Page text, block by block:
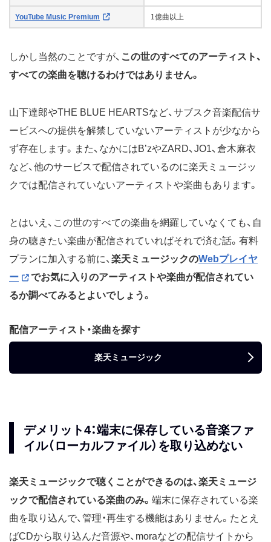
YouTube Music Premium 1億曲以上
しかし当然のことですが、 この世のすべてのアーティスト、
すべての楽曲を聴けるわけではありません。
山下達郎やTHE BLUE HEARTSなど、サブスク音楽配信サ
ービスへの提供を解禁していないアーティストが少なから
ず存在します。また、なかにはB’zやZARD、JO1、倉木麻衣
など、他のサービスで配信されているのに楽天ミュージッ
クでは配信されていないアーティストや楽曲もあります。
とはいえ、この世のすべての楽曲を網羅していなくても、自
身の聴きたい楽曲が配信されていればそれで済む話。有料
プランに加入する前に、 楽天ミュージックのWebプレイヤ
ー
でお気に入りのアーティストや楽曲が配信されてい
るか調べてみるとよいでしょう。
配信アーティスト・楽曲を探す
楽天ミュージック
デメリット4：端末に保存している音楽ファ
イル（ローカルファイル）を取り込めない
楽天ミュージックで聴くことができるのは、楽天ミュージ
ックで配信されている楽曲のみ。 端末に保存されている楽
曲を取り込んで、管理・再生する機能はありません。たとえ
ばCDから取り込んだ音源や、moraなどの配信サイトから